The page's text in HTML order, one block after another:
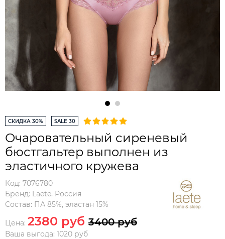
СКИДКА 30% SALE 30
Очаровательный сиреневый
бюстгальтер выполнен из
эластичного кружева
Код: 7076780
Бренд: Laete, Россия
Состав: ПА 85%, эластан 15%
Цена: 2380 руб 3400 руб
Ваша выгода: 1020 руб